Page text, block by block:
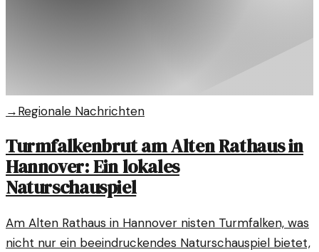
→Regionale Nachrichten
Turmfalkenbrut am Alten Rathaus in
Hannover: Ein lokales
Naturschauspiel
Am Alten Rathaus in Hannover nisten Turmfalken, was
nicht nur ein beeindruckendes Naturschauspiel bietet,